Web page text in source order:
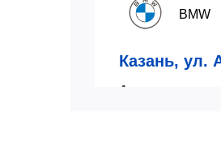
BMW
Казань, ул.
Автосaлон